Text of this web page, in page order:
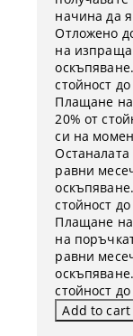
начина да
Отложено
на
стойност
Плащане
20% от
си на
равни
стойност
Плащане на
на
равни
стойност